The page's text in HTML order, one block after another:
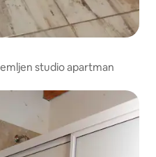
studio apartman